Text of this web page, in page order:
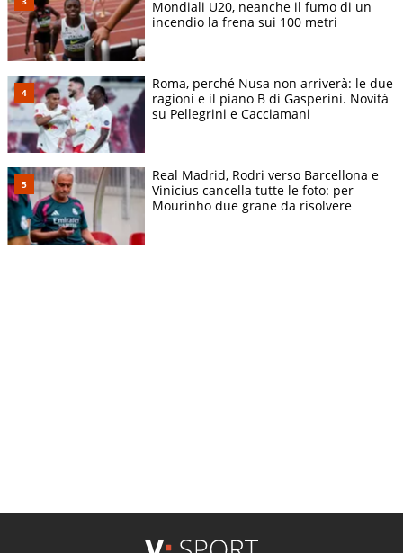
Mondiali U20, neanche il fumo di un
incendio la frena sui 100 metri
Roma, perché Nusa non arriverà: le due
ragioni e il piano B di Gasperini. Novità
su Pellegrini e Cacciamani
Real Madrid, Rodri verso Barcellona e
Vinicius cancella tutte le foto: per
Mourinho due grane da risolvere